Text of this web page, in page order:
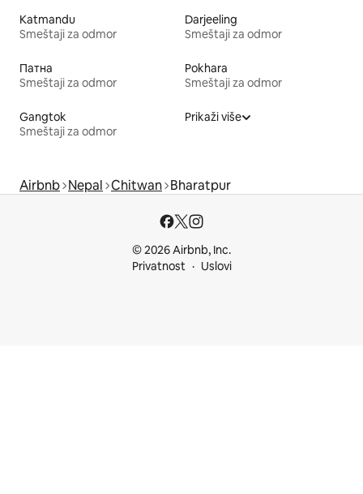
Katmandu
Smeštaji za odmor
Darjeeling
Smeštaji za odmor
Патна
Smeštaji za odmor
Pokhara
Smeštaji za odmor
Gangtok
Smeštaji za odmor
Prikaži više
Airbnb Nepal Chitwan Bharatpur
© 2026 Airbnb, Inc.
Privatnost
Uslovi